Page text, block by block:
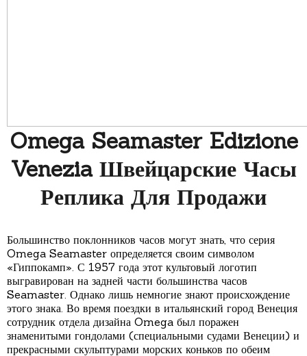
Omega Seamaster Edizione
Venezia Швейцарские Часы
Реплика Для Продажи
Большинство поклонников часов могут знать, что серия
Omega Seamaster определяется своим символом
«Гиппокамп». С 1957 года этот культовый логотип
выгравирован на задней части большинства часов
Seamaster. Однако лишь немногие знают происхождение
этого знака. Во время поездки в итальянский город Венеция
сотрудник отдела дизайна Omega был поражен
знаменитыми гондолами (специальными судами Венеции) и
прекрасными скульптурами морских коньков по обеим